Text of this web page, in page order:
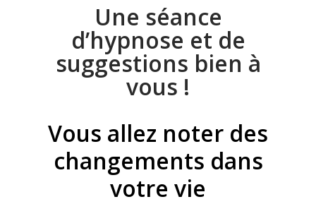
Une séance
d’hypnose et de
suggestions bien à
vous !
Vous allez noter des
changements dans
votre vie